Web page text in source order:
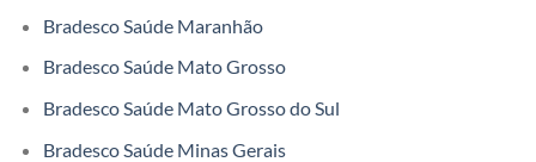
Bradesco Saúde Maranhão
Bradesco Saúde Mato Grosso
Bradesco Saúde Mato Grosso do Sul
Bradesco Saúde Minas Gerais